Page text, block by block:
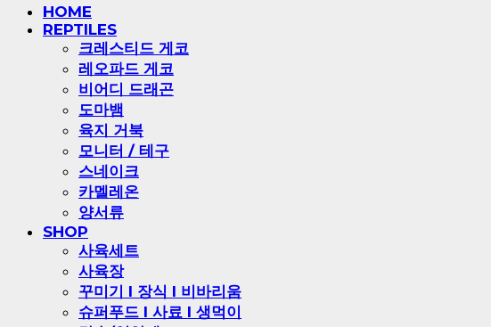
HOME
REPTILES
크레스티드 게코
레오파드 게코
비어디 드래곤
도마뱀
육지 거북
모니터 / 테구
스네이크
카멜레온
양서류
SHOP
사육세트
사육장
꾸미기 l 장식 l 비바리움
슈퍼푸드 l 사료 l 생먹이